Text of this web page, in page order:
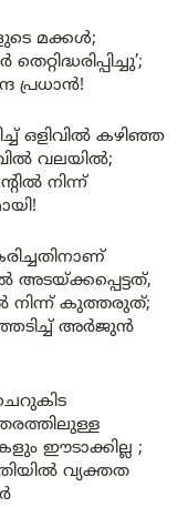
മക്കൾ;
പ്രധാൻ!
ഒളിവിൽ കഴിഞ്ഞ
വലയിൽ;
നിന്ന്
അടയ്ക്കപ്പെട്ടത്,
നിന്ന് കുത്തരുത്;
അർജുൻ
ഈടാക്കില്ല ;
വ്യക്തത